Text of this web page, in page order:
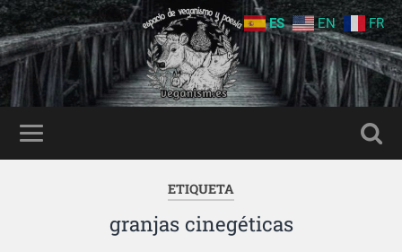
ETIQUETA
granjas cinegéticas
ES EN FR